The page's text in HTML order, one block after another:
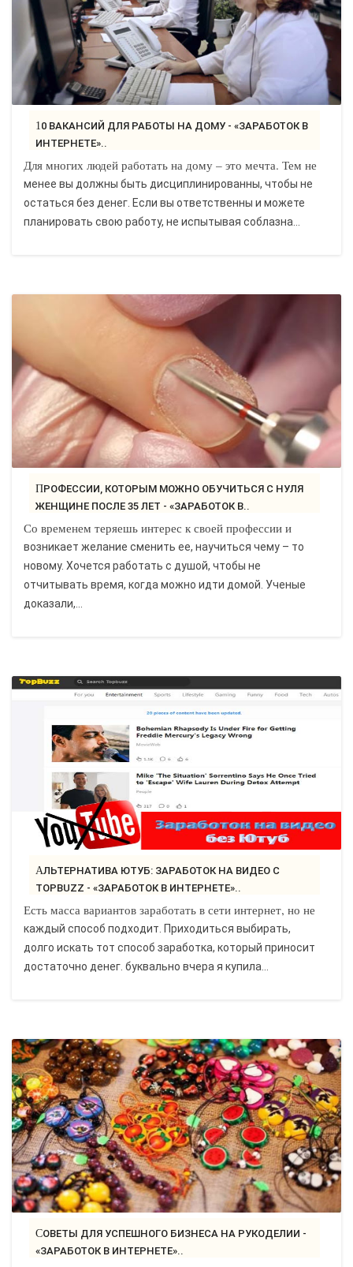
10 ВАКАНСИЙ ДЛЯ РАБОТЫ НА ДОМУ - «ЗАРАБОТОК В
ИНТЕРНЕТЕ»..
Для многих людей работать на дому – это мечта. Тем не
менее вы должны быть дисциплинированны, чтобы не
остаться без денег. Если вы ответственны и можете
планировать свою работу, не испытывая соблазна...
ПРОФЕССИИ, КОТОРЫМ МОЖНО ОБУЧИТЬСЯ С НУЛЯ
ЖЕНЩИНЕ ПОСЛЕ 35 ЛЕТ - «ЗАРАБОТОК В..
Со временем теряешь интерес к своей профессии и
возникает желание сменить ее, научиться чему – то
новому. Хочется работать с душой, чтобы не
отчитывать время, когда можно идти домой. Ученые
доказали,...
АЛЬТЕРНАТИВА ЮТУБ: ЗАРАБОТОК НА ВИДЕО С
TOPBUZZ - «ЗАРАБОТОК В ИНТЕРНЕТЕ»..
Есть масса вариантов заработать в сети интернет, но не
каждый способ подходит. Приходиться выбирать,
долго искать тот способ заработка, который приносит
достаточно денег. буквально вчера я купила...
СОВЕТЫ ДЛЯ УСПЕШНОГО БИЗНЕСА НА РУКОДЕЛИИ -
«ЗАРАБОТОК В ИНТЕРНЕТЕ»..